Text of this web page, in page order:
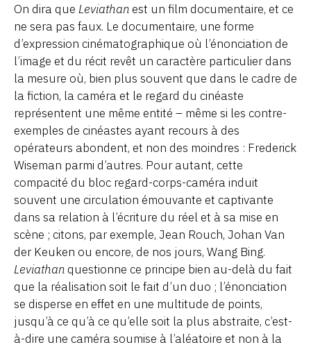
On dira que Leviathan est un film documentaire, et ce
ne sera pas faux. Le documentaire, une forme
d’expression cinématographique où l’énonciation de
l’image et du récit revêt un caractère particulier dans
la mesure où, bien plus souvent que dans le cadre de
la fiction, la caméra et le regard du cinéaste
représentent une même entité – même si les contre-
exemples de cinéastes ayant recours à des
opérateurs abondent, et non des moindres : Frederick
Wiseman parmi d’autres. Pour autant, cette
compacité du bloc regard-corps-caméra induit
souvent une circulation émouvante et captivante
dans sa relation à l’écriture du réel et à sa mise en
scène ; citons, par exemple, Jean Rouch, Johan Van
der Keuken ou encore, de nos jours, Wang Bing.
Leviathan questionne ce principe bien au-delà du fait
que la réalisation soit le fait d’un duo ; l’énonciation
se disperse en effet en une multitude de points,
jusqu’à ce qu’à ce qu’elle soit la plus abstraite, c’est-
à-dire une caméra soumise à l’aléatoire et non à la